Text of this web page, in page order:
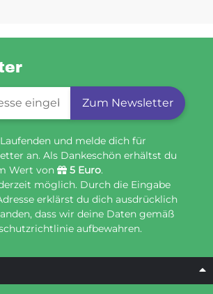
Zum Newsletter
und melde dich für
an. Als Dankeschön erhältst du
Wert von
5 Euro.
möglich. Durch die Eingabe
erklärst du dich ausdrücklich
dass wir deine Daten gemäß
aufbewahren.